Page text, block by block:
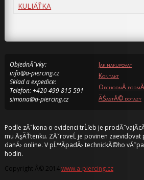
KULIÄŤKA
ObjednĂˇvky:
info@a-piercing.cz
Sklad a expedice:
Telefon: +420 499 815 591
simona@a-piercing.cz
Jak nakupovat
Kontakt
ObchodnĂ­
ÄŚastĂ© dotazy
Podle zĂˇkona o evidenci trĹľeb je
mu ĂşÄŤtenku. ZĂˇroveĹ je povinen
danÄ› online. V pĹ™Ă­padÄ› technickĂ©ho
hodin.
Copyright Â© 2014www.a-piercing.cz